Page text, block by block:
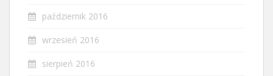
październik 2016
wrzesień 2016
sierpień 2016